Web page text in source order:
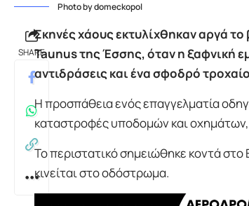
Photo by domeckopol
SHARE
Σκηνές χάους εκτυλίχθηκαν αργά
Taunus της Έσσης, όταν η ξαφνική
αντιδράσεις και ένα σφοδρό
Η προσπάθεια ενός επαγγελματία
καταστροφές υποδομών και
Το περιστατικό σημειώθηκε κοντά
κινείται στο οδόστρωμα.